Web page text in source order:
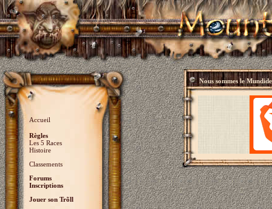
Accueil
Règles
Les 5 Races
Histoire
Classements
Forums
Inscriptions
Jouer son Trõll
Nous sommes le